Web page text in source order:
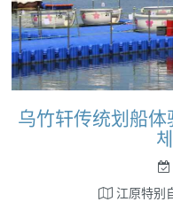
乌竹轩传统划船体
江原特别